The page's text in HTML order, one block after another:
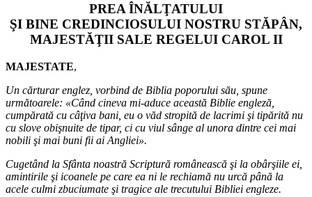
PREA ÎNĂLŢATULUI
ŞI BINE CREDINCIOSULUI NOSTRU STĂPÂN,
MAJESTĂŢII SALE REGELUI CAROL II
MAJESTATE,
Un cărturar englez, vorbind de Biblia poporului său, spune
următoarele: «Când cineva mi-aduce această Biblie engleză,
cumpărată cu câţiva bani, eu o văd stropită de lacrimi şi tipărită nu
cu slove obişnuite de tipar, ci cu viul sânge al unora dintre cei mai
nobili şi mai buni fii ai Angliei».
Cugetând la Sfânta noastră Scriptură românească şi la obârşiile ei,
amintirile şi icoanele pe care ea ni le rechiamă nu urcă până la
acele culmi zbuciumate şi tragice ale trecutului Bibliei engleze.